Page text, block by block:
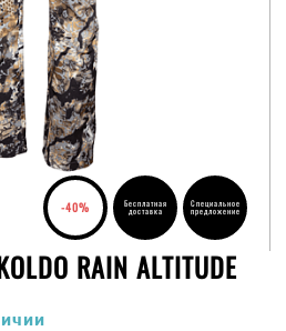
-40% Бесплатная
доставка
Специальное
предложение
RAIN ALTITUDE